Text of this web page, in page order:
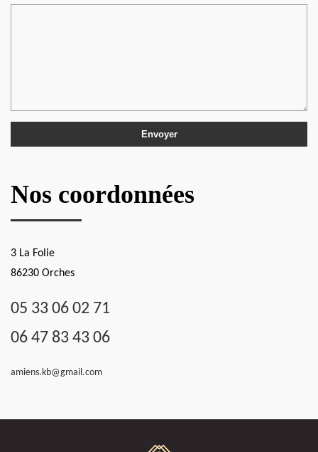
Nos coordonnées
3 La Folie
86230 Orches
05 33 06 02 71
06 47 83 43 06
amiens.kb@gmail.com